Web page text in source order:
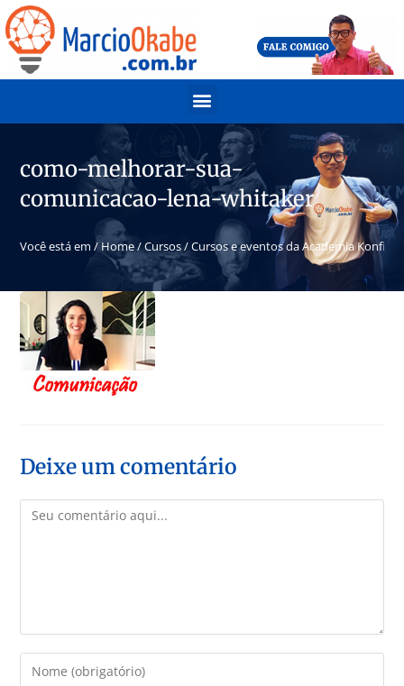
como-melhorar-sua-
comunicacao-lena-whitaker
Você está em / Home/Cursos/Cursos e eventos da Academia
Deixe um comentário